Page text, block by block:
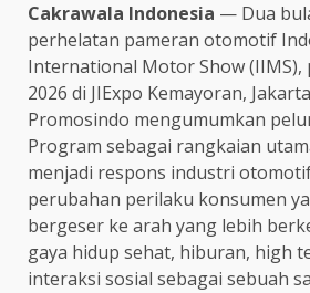
Cakrawala Indonesia — Dua
perhelatan pameran otomotif
International Motor Show (IIMS),
2026 di JIExpo Kemayoran,
Promosindo mengumumkan
Program sebagai rangkaian
menjadi respons industri
perubahan perilaku konsumen
bergeser ke arah yang lebih
gaya hidup sehat, hiburan, high
interaksi sosial sebagai sebuah